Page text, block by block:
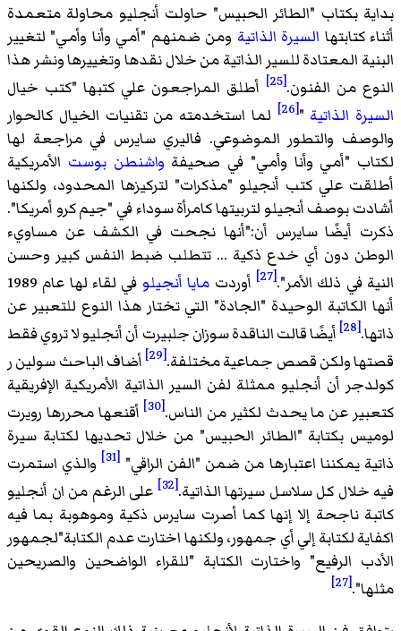
بكتاب "الطائر الحبيس" حاولت أنجليو محاولة متعمدة
كتابتهاالسيرة الذاتيةومن ضمنهم "أمي وأنا وأمي" لتغيير
المعتادة للسير الذاتية من خلال نقدها وتغييرها ونشر هذا
من الفنون.[25]
أطلق المراجعون علي كتبها "كتب خيال
الذاتية"
[26]
لما استخدمته من تقنيات الخيال كالحوار
والتطور الموضوعي. فاليري سايرس في مراجعة لها
"أمي وأنا وأمي" في صحيفةواشنطن بوستالأمريكية
علي كتب أنجيلو "مذكرات" لتركيزها المحدود، ولكنها
بوصف أنجيلو لتربيتها كامرأة سوداء في "جيم كرو أمريكا".
أيضًا سايرس أن:"أنها نجحت في الكشف عن مساويء
دون أي خدع ذكية ... تتطلب ضبط النفس كبير وحسن
في ذلك الأمر".[27] أوردتمايا أنجيلو
في لقاء لها عام 1989
الكاتبة الوحيدة "الجادة" التي تختار هذا النوع للتعبير عن
[28]
أيضًا قالت الناقدة سوزان جلبيرت أن أنجليو لا تروي فقط
ولكن قصص جماعية مختلفة.[29]
أضاف الباحث سولين ر
أن أنجليو ممثلة لفن السير الذاتية الأمريكية الإفريقية
عن ما يحدث لكثير من الناس.[30]
أقنعها محررها رويرت
بكتابة "الطائر الحبيس" من خلال تحديها لكتابة سيرة
يمكننا اعتبارها من ضمن "الفن الراقي"[31]
والذي استمرت
كل سلاسل سيرتها الذاتية.[32]
على الرغم من ان أنجليو
ناجحة إلا إنها كما أصرت سايرس ذكية وموهوبة بما فيه
لكتابة إلي أي جمهور، ولكنها اختارت عدم الكتابة"لجمهور
الرفيع" واختارت الكتابة "للقراء الواضحين والصريحين
[27]